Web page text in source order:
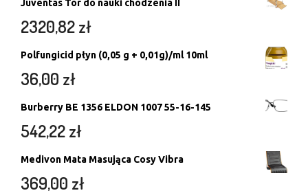
Juventas Tor do nauki chodzenia II
2320,82zł
Polfungicid płyn (0,05 g + 0,01g)/ml 10ml
36,00 zł
Burberry BE 1356 ELDON 1007 55-16-145
542,22zł
Medivon Mata Masująca Cosy Vibra
369,00 zł